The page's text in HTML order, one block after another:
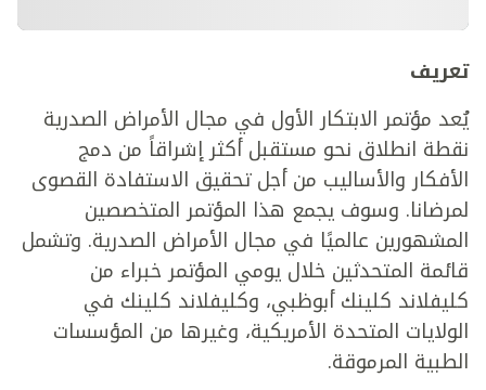
تعريف
يُعد مؤتمر الابتكار الأول في مجال الأمراض الصدرية
نقطة انطلاق نحو مستقبل أكثر إشراقاً من دمج
الأفكار والأساليب من أجل تحقيق الاستفادة القصوى
لمرضانا. وسوف يجمع هذا المؤتمر المتخصصين
المشهورين عالميًا في مجال الأمراض الصدرية. وتشمل
قائمة المتحدثين خلال يومي المؤتمر خبراء من
كليفلاند كلينك أبوظبي، وكليفلاند كلينك في
الولايات المتحدة الأمريكية، وغيرها من المؤسسات
الطبية المرموقة.